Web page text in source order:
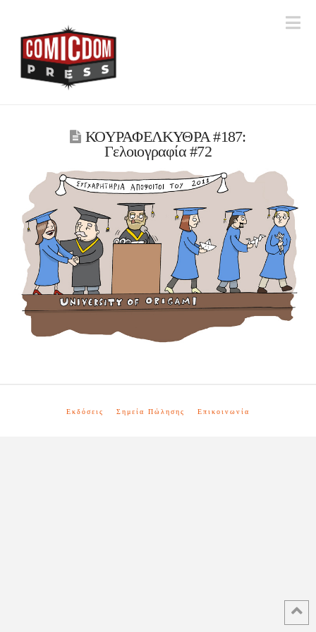
ΚΟΥΡΑΦΕΛΚΥΘΡΑ #187:
Γελοιογραφία #72
Εκδόσεις Σημεία Πώλησης Επικοινωνία